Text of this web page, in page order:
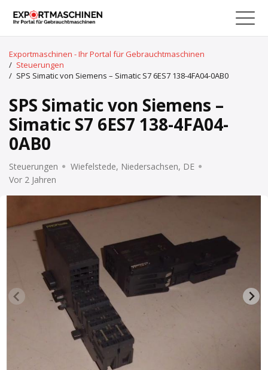
Exportmaschinen - Ihr Portal für Gebrauchtmaschinen
/ Steuerungen
/ SPS Simatic von Siemens – Simatic S7 6ES7 138-4FA04-0AB0
SPS Simatic von Siemens –
Simatic S7 6ES7 138-4FA04-
0AB0
Steuerungen
Wiefelstede, Niedersachsen, DE
Vor 2 Jahren